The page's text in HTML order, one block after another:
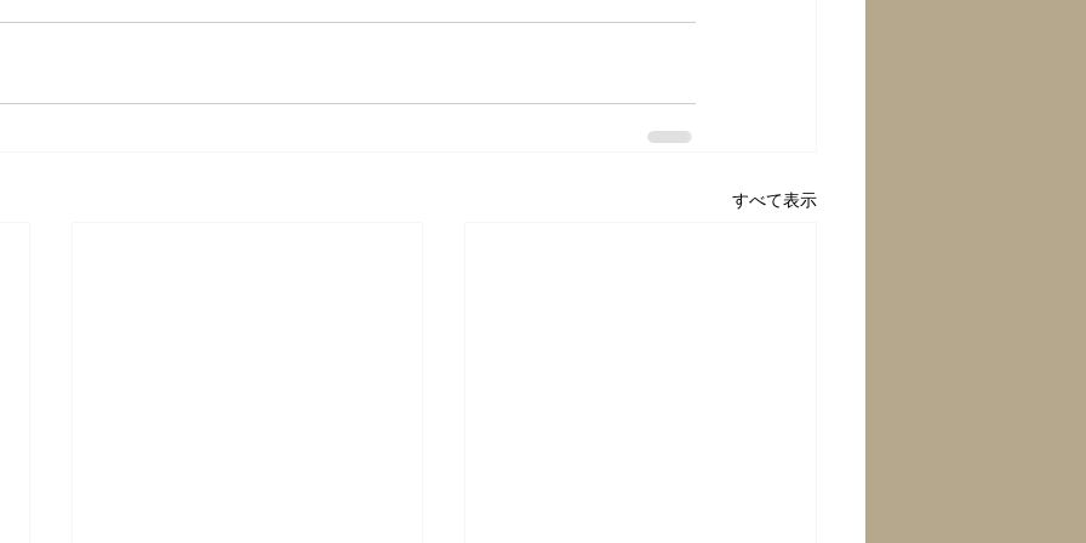
すべて表示